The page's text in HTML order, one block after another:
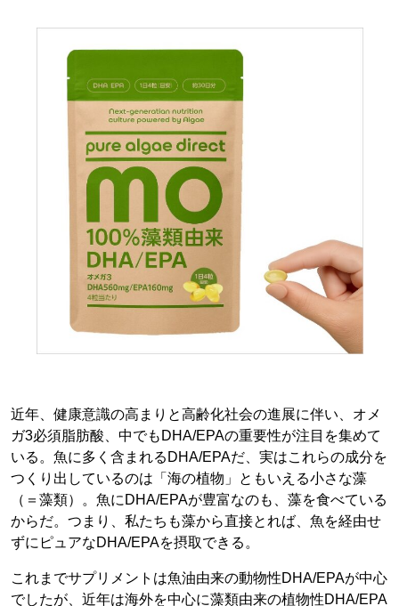
近年、健康意識の高まりと高齢化社会の進展に伴い、オメ
ガ3必須脂肪酸、中でもDHA/EPAの重要性が注目を集めて
いる。魚に多く含まれるDHA/EPAだ、実はこれらの成分を
つくり出しているのは「海の植物」ともいえる小さな藻
（＝藻類）。魚にDHA/EPAが豊富なのも、藻を食べている
からだ。つまり、私たちも藻から直接とれば、魚を経由せ
ずにピュアなDHA/EPAを摂取できる。
これまでサプリメントは魚油由来の動物性DHA/EPAが中心
でしたが、近年は海外を中心に藻類由来の植物性DHA/EPA